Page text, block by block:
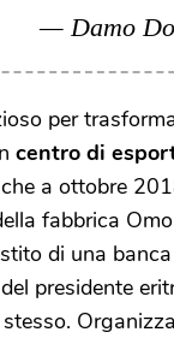
Damo
per
centro di
che a ottobre
fabbrica
di una banca
presidente